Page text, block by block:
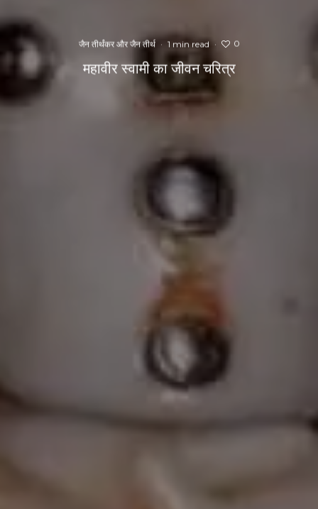
जैन तीर्थंकर और जैन तीर्थ · 1 min read · 0
महावीर स्वामी का जीवन चरित्र